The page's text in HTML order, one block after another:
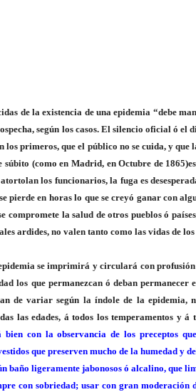
de la existencia de una epidemia “debe
según los casos. El silencio oficial ó el
primeros, que el público no se cuida, y
(como en Madrid, en Octubre de
los funcionarios, la fuga es
pierde en horas lo que se creyó ganar con
la salud de otros pueblos ó
ardides, no valen tanto como las vidas de
se imprimirá y circulará con
los que permanezcan ó deban
de variar según la índole de la epidemia,
las edades, á todos los temperamentos y á
con la observancia de los preceptos
que preserven mucho de la humedad y
baño ligeramente jabonosos ó alcalino, que
con sobriedad; usar con gran moderación